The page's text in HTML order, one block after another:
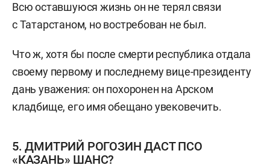
Всю оставшуюся жизнь он не терял связи
с Татарстаном, но востребован не был.
Что ж, хотя бы после смерти республика отдала
своему первому и последнему вице-президенту
дань уважения: он похоронен на Арском
кладбище, его имя обещано увековечить.
5. ДМИТРИЙ РОГОЗИН ДАСТ ПСО
«КАЗАНЬ» ШАНС?